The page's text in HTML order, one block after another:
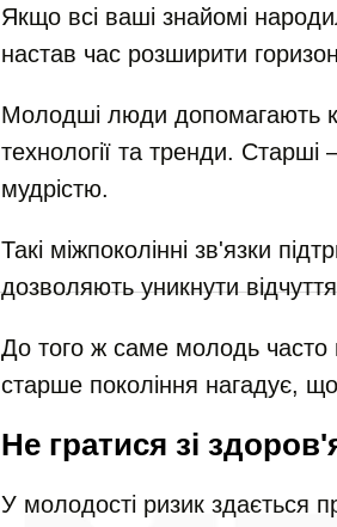
Якщо всі ваші знайомі
настав час розширити
Молодші люди допомагають
технології та тренди.
мудрістю.
Такі міжпоколінні зв'язки
дозволяють уникнути
До того ж саме молодь часто
старше покоління нагадує,
Не гратися зі
У молодості ризик здається